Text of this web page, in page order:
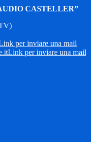
CASTELLER”
per inviare una mail
Link per inviare una mail